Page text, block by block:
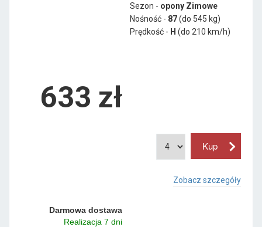
Sezon - opony Zimowe
Nośność - 87(do 545 kg)
Prędkość - H (do 210 km/h)
633 zł
Zobacz szczegóły
Darmowa dostawa
Realizacja 7 dni